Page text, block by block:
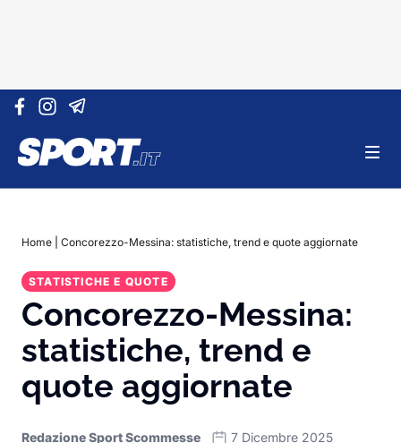
Vai al contenuto
Home Concorezzo-Messina: statistiche, trend e quote aggiornate
STATISTICHE E QUOTE
Concorezzo-Messina:
statistiche, trend e
quote aggiornate
Redazione Sport Scommesse 7 Dicembre 2025